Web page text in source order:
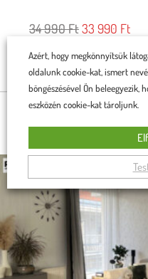
34 990Ft33 990 Ft
Rögtön a kosárba teszem
BÚTORAINK
Azért, hogy megkönnyítsük
oldalunk cookie-kat, ismert
böngészésével Ön beleegyezik,
eszközén cookie-kat tároljunk.